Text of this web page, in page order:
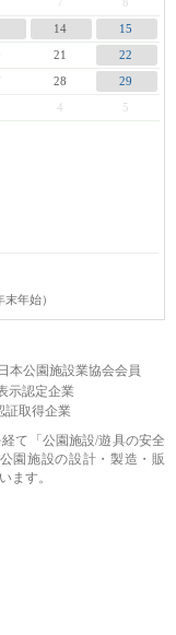
7
8
14
15
21
22
28
29
4 5
年始）
本公園施設業協会会員
示認定企業
証取得企業
て「公園施設/遊具の安全
園施設の設計・製造・販
ます。